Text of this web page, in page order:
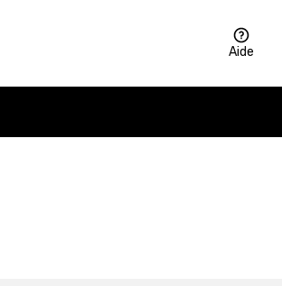
Aide